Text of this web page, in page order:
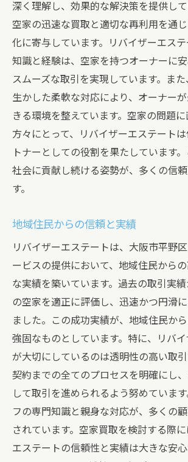
信頼できる業者の見分け方
スムーズな取引を実現するた
契約書の内容確認ポイント
成功事例と参考になるポイント
深く理解し、効果的な解決策を提供して
空家の迅速な買取と適切な再利用を通
化に寄与しています。リバイザーエス
知識と経験は、空家を持つオーナーに安
スムーズな取引を実現しています。ま
生かした柔軟な対応により、オーナー
きる環境を整えています。空家の問題
方々にとって、リバイザーエステート
トナーとしての役割を果たしています
社会に貢献し続ける姿勢が、多くの信
す。
地域住民からの信頼と実績
リバイザーエステートは、大阪市平野
ービスの提供において、地域住民から
な実績を築いています。過去の取引実
の空家を適正に評価し、迅速かつ円滑
ました。この成功実績が、地域住民か
強固なものとしています。特に、リバ
が大切にしているのは透明性の高い取
契約までの全てのプロセスを明確にし
して取引を進められるよう努めていま
フの専門知識と親身な対応が、多くの
されています。空家買取を検討する際
エステートの信頼性と実績は大きな安